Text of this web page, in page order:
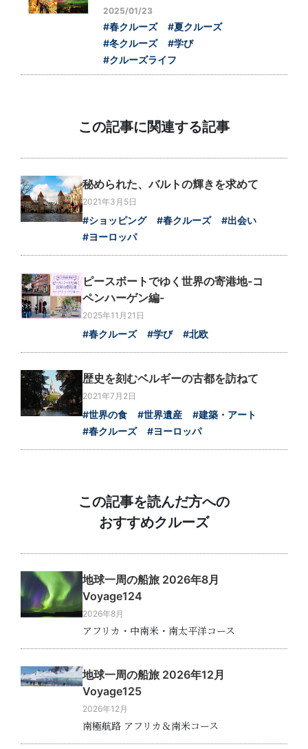
2025/01/23
#春クルーズ
#夏クルーズ
#冬クルーズ
#学び
#クルーズライフ
この記事に関連する記事
秘められた、バルトの輝きを求めて
2021年3月5日
#ショッピング #春クルーズ
#出会い
#ヨーロッパ
ピースボートでゆく世界の寄港地-コ
ペンハーゲン編-
2025年11月21日
#春クルーズ #学び #北欧
歴史を刻むベルギーの古都を訪ねて
2021年7月2日
#世界の食 #世界遺産
#建築・アート
#春クルーズ
#ヨーロッパ
この記事を読んだ方への
おすすめクルーズ
地球一周の船旅 2026年8月
Voyage124
2026年8月
アフリカ・中南米・南太平洋コース
地球一周の船旅 2026年12月
Voyage125
2026年12月
南極航路 アフリカ＆南米コース